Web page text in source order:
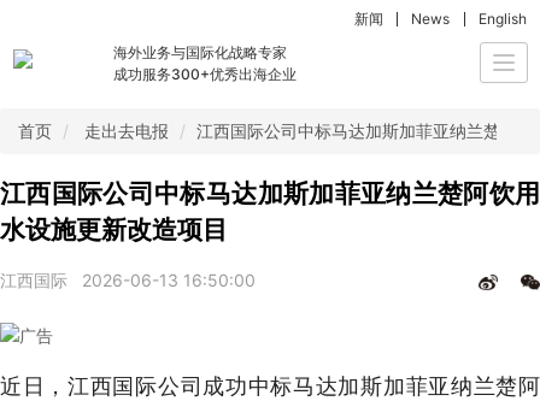
海外业务与国际化战略专家
成功服务300+优秀出海企业
新闻 News English
首页 走出去电报 江西国际公司中标马达加斯加菲亚纳兰楚阿
江西国际公司中标马达加斯加菲亚纳兰楚阿饮用
水设施更新改造项目
江西国际 2026-06-13 16:50:00
近日，江西国际公司成功中标马达加斯加菲亚纳兰楚阿